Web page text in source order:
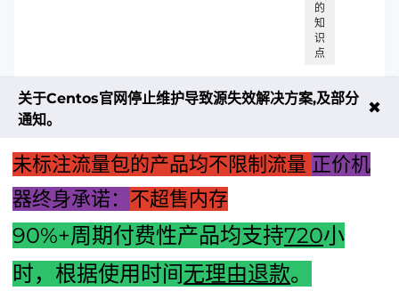
的
知
识
点
上一篇：超越界限：你的选择塑造“主机可推的游戏之旅”！
关于Centos官网停止维护导致源失效解决方案,及部分
通知。
✖
未标注流量包的产品均不限制流量 正价机
器终身承诺： 不超售内存
90%+周期付费性产品均支持720小
时，根据使用时间无理由退款。